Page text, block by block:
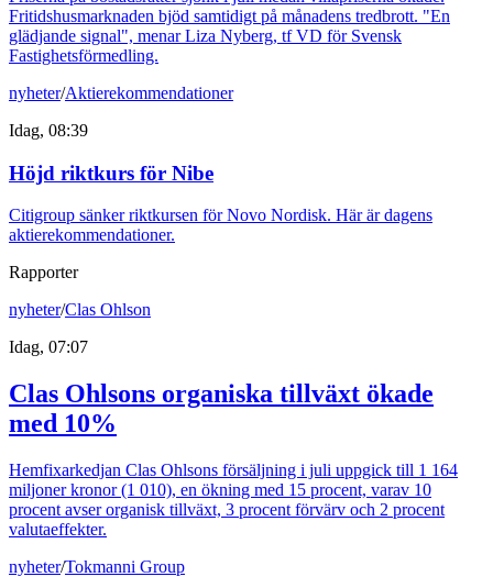
Fritidshusmarknaden bjöd samtidigt på månadens tredbrott. "En
glädjande signal", menar Liza Nyberg, tf VD för Svensk
Fastighetsförmedling.
nyheter/Aktierekommendationer
Idag, 08:39
Höjd riktkurs för Nibe
Citigroup sänker riktkursen för Novo Nordisk. Här är dagens
aktierekommendationer.
Rapporter
nyheter/Clas Ohlson
Idag, 07:07
Clas Ohlsons organiska tillväxt ökade
med 10%
Hemfixarkedjan Clas Ohlsons försäljning i juli uppgick till 1 164
miljoner kronor (1 010), en ökning med 15 procent, varav 10
procent avser organisk tillväxt, 3 procent förvärv och 2 procent
valutaeffekter.
nyheter/Tokmanni Group